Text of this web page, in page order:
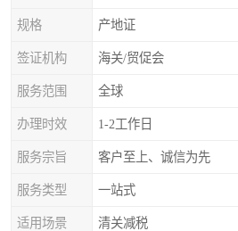
规格 产地证
签证机构 海关/贸促会
服务范围 全球
办理时效 1-2工作日
服务宗旨 客户至上、诚信为先
服务类型 一站式
适用场景 清关减税